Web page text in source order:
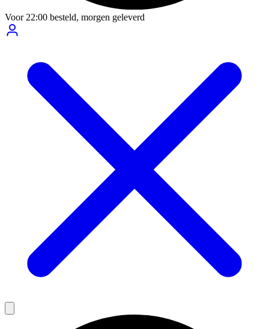
Voor22:00 besteld, morgen geleverd